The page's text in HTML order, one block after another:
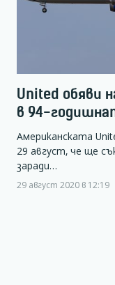
United обяви
в 94-
Американската
29 август, че ще
заради…
29 август 2020 в 12:19